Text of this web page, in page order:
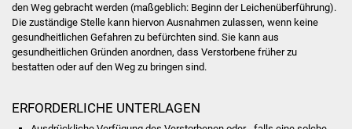
Schulen
Kindergärten
Kolping-Musikschule
den Weg gebracht werden (maßgeblich: Beginn der Leichenüberführung).
Die zuständige Stelle kann hiervon Ausnahmen zulassen, wenn keine
gesundheitlichen Gefahren zu befürchten sind. Sie kann aus
gesundheitlichen Gründen anordnen, dass Verstorbene früher zu
bestatten oder auf den Weg zu bringen sind.
ERFORDERLICHE UNTERLAGEN